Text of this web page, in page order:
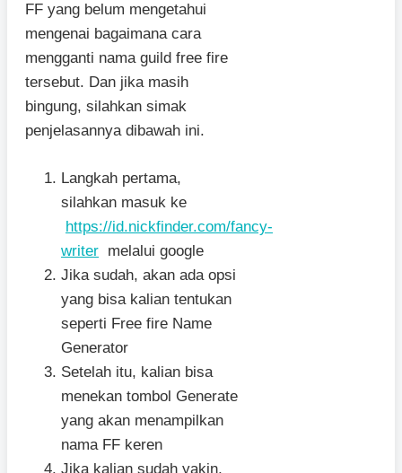
FF yang belum mengetahui
mengenai bagaimana cara
mengganti nama guild free fire
tersebut. Dan jika masih
bingung, silahkan simak
penjelasannya dibawah ini.
Langkah pertama,
silahkan masuk ke
https://id.nickfinder.com/fancy-
writer melalui google
Jika sudah, akan ada opsi
yang bisa kalian tentukan
seperti Free fire Name
Generator
Setelah itu, kalian bisa
menekan tombol Generate
yang akan menampilkan
nama FF keren
Jika kalian sudah yakin,